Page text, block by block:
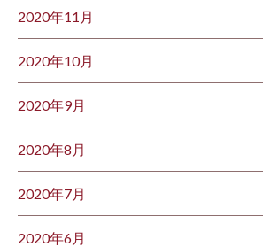
2020年11月
2020年10月
2020年9月
2020年8月
2020年7月
2020年6月